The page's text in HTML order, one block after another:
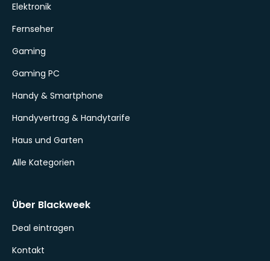
Elektronik
Fernseher
Gaming
Gaming PC
Handy & Smartphone
Handyvertrag & Handytarife
Haus und Garten
Alle Kategorien
Über Blackweek
Deal eintragen
Kontakt